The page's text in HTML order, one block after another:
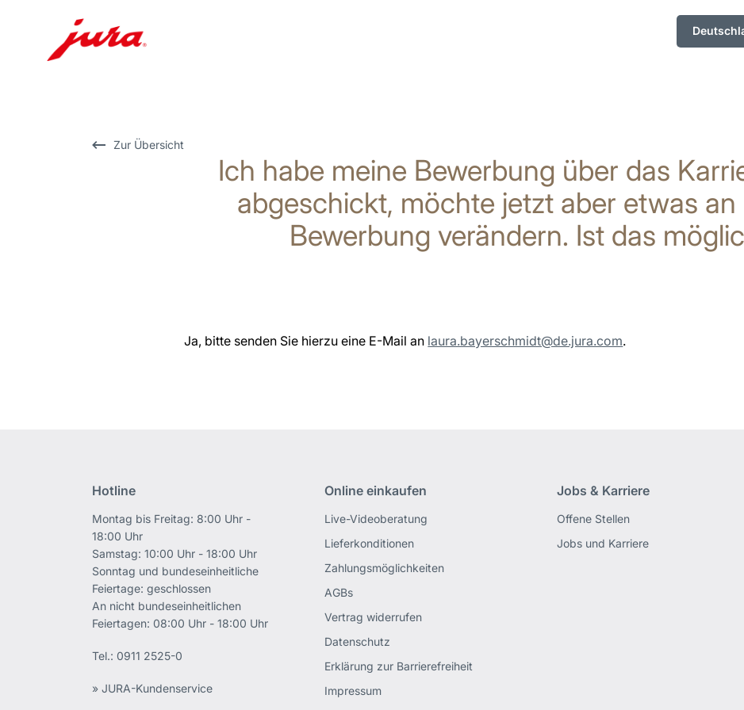
Zur Übersicht
Ich habe meine Bewerbung über das
abgeschickt, möchte jetzt aber etwas an
Bewerbung verändern. Ist das
Ja, bitte senden Sie hierzu eine E-Mail an laura.bayerschmidt@de.jura.com.
Hotline
Montag bis Freitag: 8:00 Uhr -
18:00 Uhr
Samstag: 10:00 Uhr - 18:00 Uhr
Sonntag und bundeseinheitliche
Feiertage: geschlossen
An nicht bundeseinheitlichen
Feiertagen: 08:00 Uhr - 18:00 Uhr
Tel.: 0911 2525-0
» JURA-Kundenservice
Online einkaufen
Live-Videoberatung
Lieferkonditionen
Zahlungsmöglichkeiten
AGBs
Vertrag widerrufen
Datenschutz
Erklärung zur Barrierefreiheit
Impressum
Jobs & Karriere
Offene Stellen
Jobs und Karriere